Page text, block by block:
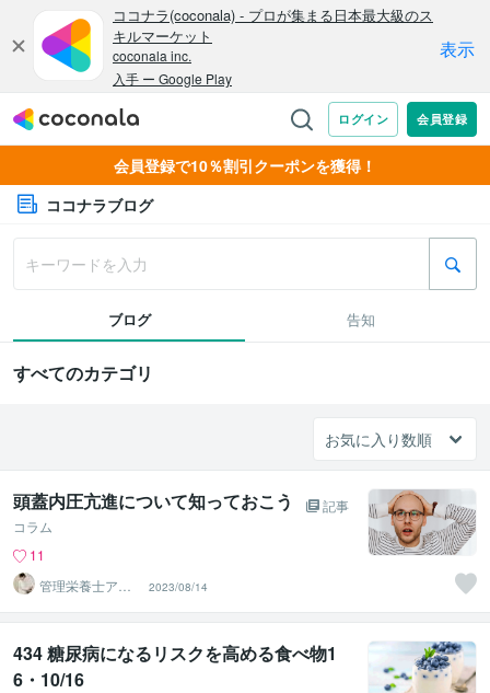
会員登録で10％割引クーポンを獲得！
ココナラブログ
ブログ 告知
すべてのカテゴリ
頭蓋内圧亢進について知っておこう
記事
コラム
11
管理栄養士アオ
イ 村中一帆ママ
が楽する食
2023/08/14
434 糖尿病になるリスクを高める食べ物1
6・10/16